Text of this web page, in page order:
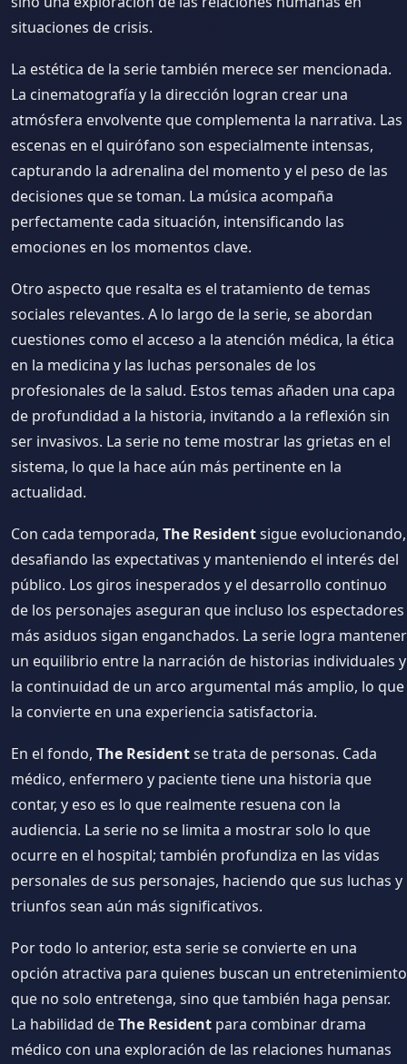
situaciones de crisis.
La estética de la serie también merece ser mencionada.
La cinematografía y la dirección logran crear una
atmósfera envolvente que complementa la narrativa. Las
escenas en el quirófano son especialmente intensas,
capturando la adrenalina del momento y el peso de las
decisiones que se toman. La música acompaña
perfectamente cada situación, intensificando las
emociones en los momentos clave.
Otro aspecto que resalta es el tratamiento de temas
sociales relevantes. A lo largo de la serie, se abordan
cuestiones como el acceso a la atención médica, la ética
en la medicina y las luchas personales de los
profesionales de la salud. Estos temas añaden una capa
de profundidad a la historia, invitando a la reflexión sin
ser invasivos. La serie no teme mostrar las grietas en el
sistema, lo que la hace aún más pertinente en la
actualidad.
Con cada temporada, The Residentsigue evolucionando,
desafiando las expectativas y manteniendo el interés del
público. Los giros inesperados y el desarrollo continuo
de los personajes aseguran que incluso los espectadores
más asiduos sigan enganchados. La serie logra mantener
un equilibrio entre la narración de historias individuales y
la continuidad de un arco argumental más amplio, lo que
la convierte en una experiencia satisfactoria.
En el fondo, The Residentse trata de personas. Cada
médico, enfermero y paciente tiene una historia que
contar, y eso es lo que realmente resuena con la
audiencia. La serie no se limita a mostrar solo lo que
ocurre en el hospital; también profundiza en las vidas
personales de sus personajes, haciendo que sus luchas y
triunfos sean aún más significativos.
Por todo lo anterior, esta serie se convierte en una
opción atractiva para quienes buscan un entretenimiento
que no solo entretenga, sino que también haga pensar.
La habilidad deThe Resident para combinar drama
médico con una exploración de las relaciones humanas